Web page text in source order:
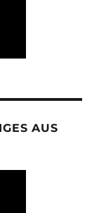
AUS D